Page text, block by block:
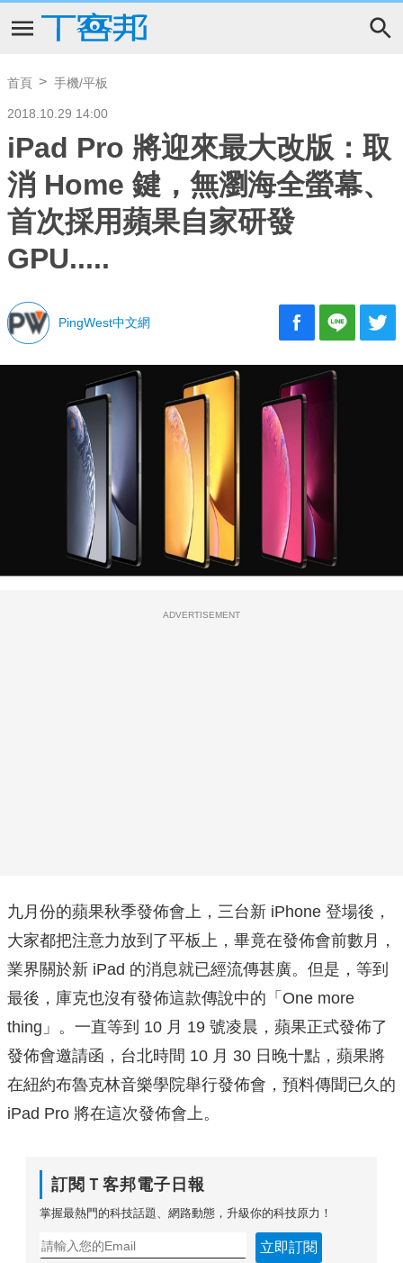
首頁 手機/平板
2018.10.29 14:00
iPad Pro 將迎來最大改版：取
消 Home 鍵，無瀏海全螢幕、
首次採用蘋果自家研發
GPU.....
PingWest中文網
ADVERTISEMENT
九月份的蘋果秋季發佈會上，三台新 iPhone 登場後，
大家都把注意力放到了平板上，畢竟在發佈會前數月，
業界關於新 iPad 的消息就已經流傳甚廣。但是，等到
最後，庫克也沒有發佈這款傳說中的「One more
thing」。一直等到 10 月 19 號凌晨，蘋果正式發佈了
發佈會邀請函，台北時間 10 月 30 日晚十點，蘋果將
在紐約布魯克林音樂學院舉行發佈會，預料傳聞已久的
iPad Pro 將在這次發佈會上。
訂閱Ｔ客邦電子日報
掌握最熱門的科技話題、網路動態，升級你的科技原力！
立即訂閱